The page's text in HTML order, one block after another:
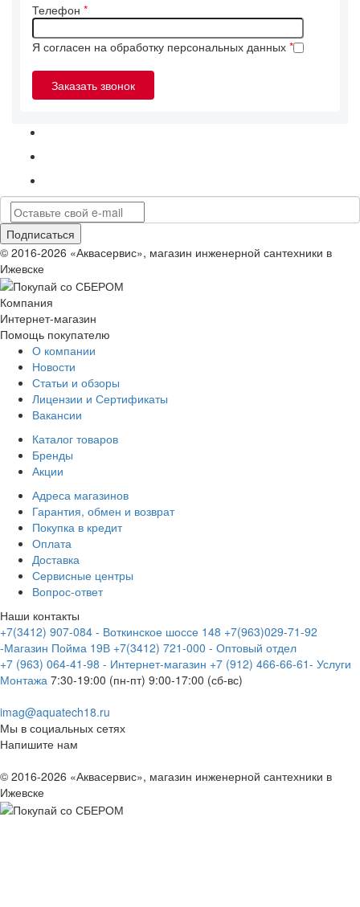
Я согласен на обработку персональных данных *
Телефон *
© 2016-2026 «Аквасервис», магазин инженерной сантехники в
Ижевске
Компания
Интернет-магазин
Помощь покупателю
О компании
Новости
Статьи и обзоры
Лицензии и Сертификаты
Вакансии
Каталог товаров
Бренды
Акции
Адреса магазинов
Гарантия, обмен и возврат
Покупка в кредит
Оплата
Доставка
Сервисные центры
Вопрос-ответ
Наши контакты
+7(3412) 907-084 - Воткинское шоссе 148 +7(963)029-71-92
-Магазин Пойма 19В +7(3412) 721-000 - Оптовый отдел
+7 (963) 064-41-98 - Интернет-магазин +7 (912) 466-66-61- Услуги
Монтажа 7:30-19:00 (пн-пт) 9:00-17:00 (сб-вс)
imag@aquatech18.ru
Мы в социальных сетях
Напишите нам
© 2016-2026 «Аквасервис», магазин инженерной сантехники в
Ижевске